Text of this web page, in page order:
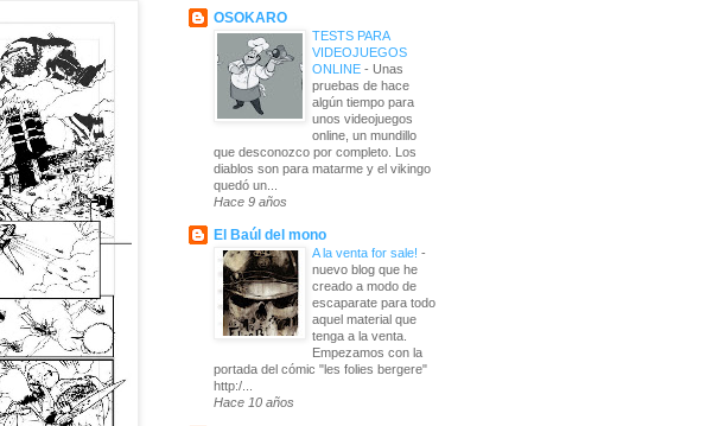
OSOKARO
TESTS PARA
VIDEOJUEGOS
ONLINE - Unas
pruebas de hace
algún tiempo para
unos videojuegos
online, un mundillo
que desconozco por completo. Los
diablos son para matarme y el vikingo
quedó un...
Hace 9 años
El Baúl del mono
A la venta for sale! -
nuevo blog que he
creado a modo de
escaparate para todo
aquel material que
tenga a la venta.
Empezamos con la
portada del cómic "les folies bergere"
http:/...
Hace 10 años